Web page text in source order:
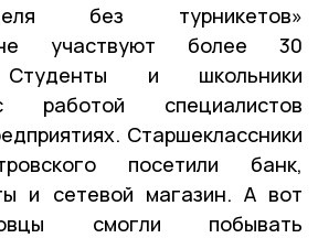
без турникетов»
участвуют более 30
Студенты и школьники
работой специалистов
Старшеклассники
посетили банк,
и сетевой магазин. А вот
смогли побывать